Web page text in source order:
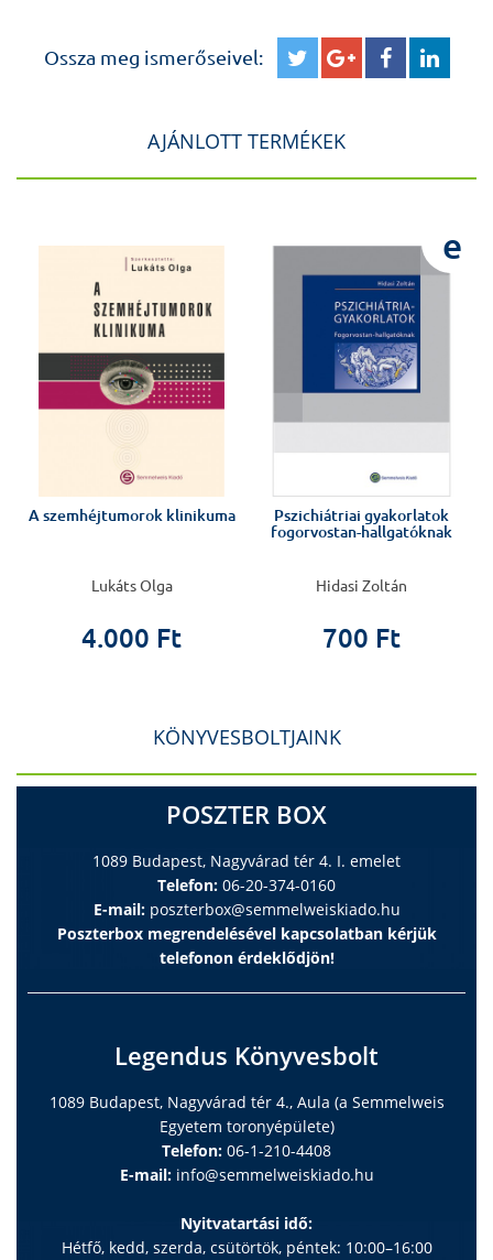
Ossza meg ismerőseivel:
AJÁNLOTT TERMÉKEK
A szemhéjtumorok klinikuma
Lukáts Olga
4.000 Ft
e
Pszichiátriai gyakorlatok
fogorvostan-hallgatóknak
Hidasi Zoltán
700 Ft
KÖNYVESBOLTJAINK
POSZTER BOX
1089 Budapest, Nagyvárad tér 4. I. emelet
Telefon: 06-20-374-0160
E-mail: poszterbox@semmelweiskiado.hu
Poszterbox megrendelésével kapcsolatban kérjük
telefonon érdeklődjön!
Legendus Könyvesbolt
1089 Budapest, Nagyvárad tér 4., Aula (a Semmelweis
Egyetem toronyépülete)
Telefon: 06-1-210-4408
E-mail: info@semmelweiskiado.hu
Nyitvatartási idő:
Hétfő, kedd, szerda, csütörtök, péntek: 10:00–16:00